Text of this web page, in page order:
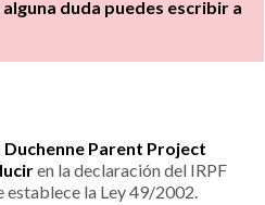
duda puedes escribir a
Parent Project
en la declaración del IRPF
establece la Ley 49/2002.